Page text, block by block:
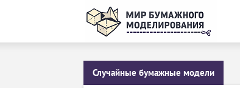
Случайные бумажные модели